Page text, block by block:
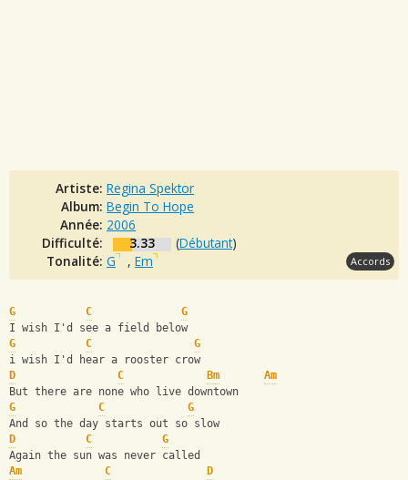
Artiste: Regina Spektor
Album: Begin To Hope
Année: 2006
Difficulté:
3.33 (Débutant)
Tonalité: G , Em Accords
G C
G
I wish I'd see a field below
G
C
G
i wish I'd hear a rooster crow
D
C Bm
Am
But there are none who live downtown
G
C
G
And so the day starts out so slow
D
C
G
Again the sun was never called
Am
C
D